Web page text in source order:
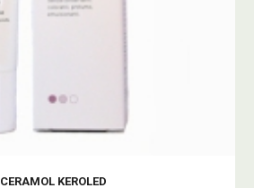
CERAMOL KEROLED